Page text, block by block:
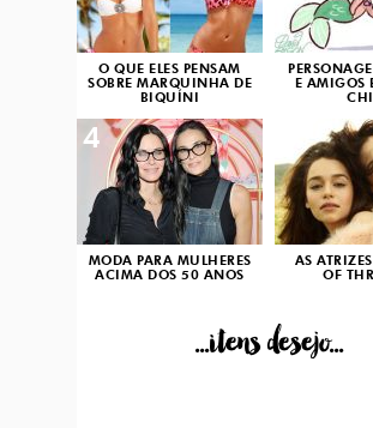
O QUE ELES PENSAM
SOBRE MARQUINHA DE
BIQUÍNI
E AMIGOS
MODA PARA MULHERES
ACIMA DOS 50 ANOS
4
AS
OF
...itens desejo...